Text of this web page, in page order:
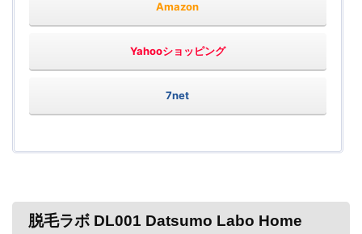
Amazon
Yahooショッピング
7net
脱毛ラボ DL001 Datsumo Labo Home